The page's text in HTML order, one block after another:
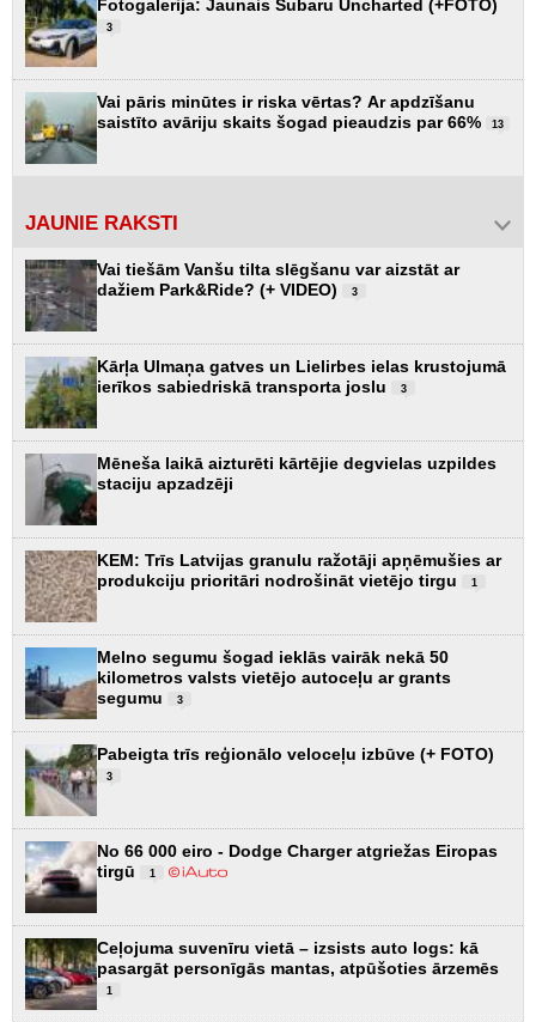
Fotogalerija: Jaunais Subaru Uncharted (+FOTO)
3
Vai pāris minūtes ir riska vērtas? Ar apdzīšanu
saistīto avāriju skaits šogad pieaudzis par 66%
13
JAUNIE RAKSTI
Vai tiešām Vanšu tilta slēgšanu var aizstāt ar
dažiem Park&Ride? (+ VIDEO)
3
Kārļa Ulmaņa gatves un Lielirbes ielas krustojumā
ierīkos sabiedriskā transporta joslu
3
Mēneša laikā aizturēti kārtējie degvielas uzpildes
staciju apzadzēji
KEM: Trīs Latvijas granulu ražotāji apņēmušies ar
produkciju prioritāri nodrošināt vietējo tirgu
1
Melno segumu šogad ieklās vairāk nekā 50
kilometros valsts vietējo autoceļu ar grants
segumu
3
Pabeigta trīs reģionālo veloceļu izbūve (+ FOTO)
3
No 66 000 eiro - Dodge Charger atgriežas Eiropas
tirgū
1
Ceļojuma suvenīru vietā – izsists auto logs: kā
pasargāt personīgās mantas, atpūšoties ārzemēs
1